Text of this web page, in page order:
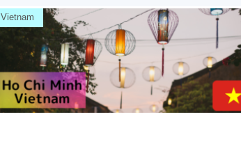
Vietnam